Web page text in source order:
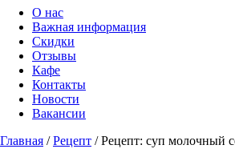
О нас
Важная информация
Скидки
Отзывы
Кафе
Контакты
Новости
Вакансии
Главная /Рецепт / Рецепт: суп молочный